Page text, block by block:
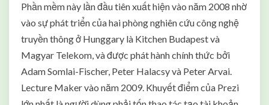
Phần mềm này lần đầu tiên xuất hiện vào năm 2008 nhờ
vào sự phát triển của hai phòng nghiên cứu công nghệ
truyền thông ở Hunggary là Kitchen Budapest và
Magyar Telekom, và được phát hành chính thức bởi
Adam Somlai-Fischer, Peter Halacsy và Peter Arvai.
Lecture Maker vào năm 2009. Khuyết điểm của Prezi